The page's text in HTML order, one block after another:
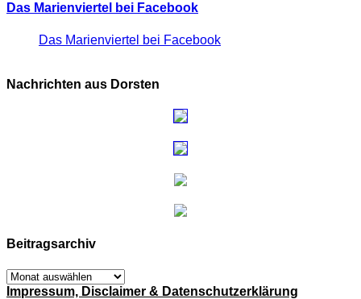
Das Marienviertel bei Facebook
Das Marienviertel bei Facebook
Nachrichten aus Dorsten
Beitragsarchiv
Beitragsarchiv
Impressum, Disclaimer & Datenschutzerklärung